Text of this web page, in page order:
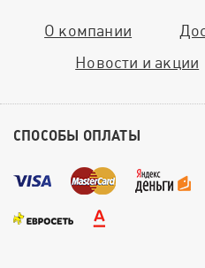
О компании
Новости и акции
СПОСОБЫ ОПЛАТЫ